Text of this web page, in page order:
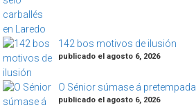
142 bos motivos de ilusión
publicado el agosto 6, 2026
O Sénior súmase á pretempada
publicado el agosto 6, 2026